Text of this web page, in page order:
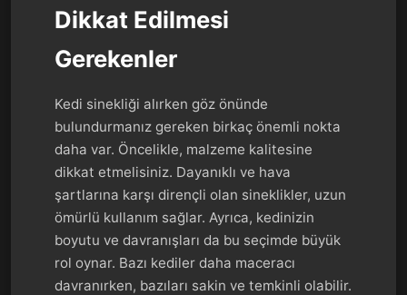
Dikkat Edilmesi
Gerekenler
Kedi sinekliği alırken göz önünde
bulundurmanız gereken birkaç önemli nokta
daha var. Öncelikle, malzeme kalitesine
dikkat etmelisiniz. Dayanıklı ve hava
şartlarına karşı dirençli olan sineklikler, uzun
ömürlü kullanım sağlar. Ayrıca, kedinizin
boyutu ve davranışları da bu seçimde büyük
rol oynar. Bazı kediler daha maceracı
davranırken, bazıları sakin ve temkinli olabilir.